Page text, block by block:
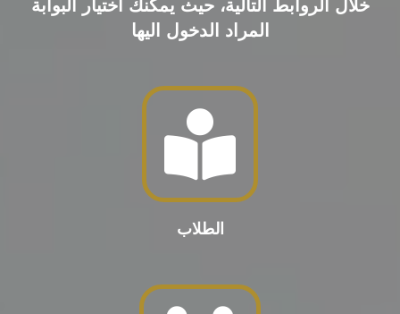
خلال الروابط التالية، حيث يمكنك اختيار البوابة
المراد الدخول اليها
الطلاب